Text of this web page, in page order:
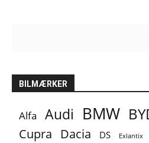
BILMÆRKER
Alfa Audi BMW
Cupra Dacia DS Exlantix